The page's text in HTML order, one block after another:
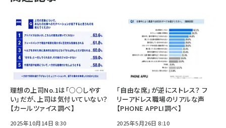
理想の上司No.1は「○○しやす
い」だが、上司は気付いていない？
【カールツァイス調べ】
2025年10月14日 8:30
「自由な席」が逆にストレス？ フ
リーアドレス職場のリアルな声
【PHONE APPLI調べ】
2025年5月26日 8:10